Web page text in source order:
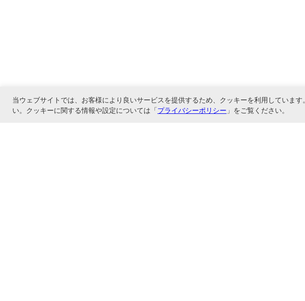
当ウェブサイトでは、お客様により良いサービスを提供するため、クッキーを利用していま
い。クッキーに関する情報や設定については「プライバシーポリシー 」をご覧ください。